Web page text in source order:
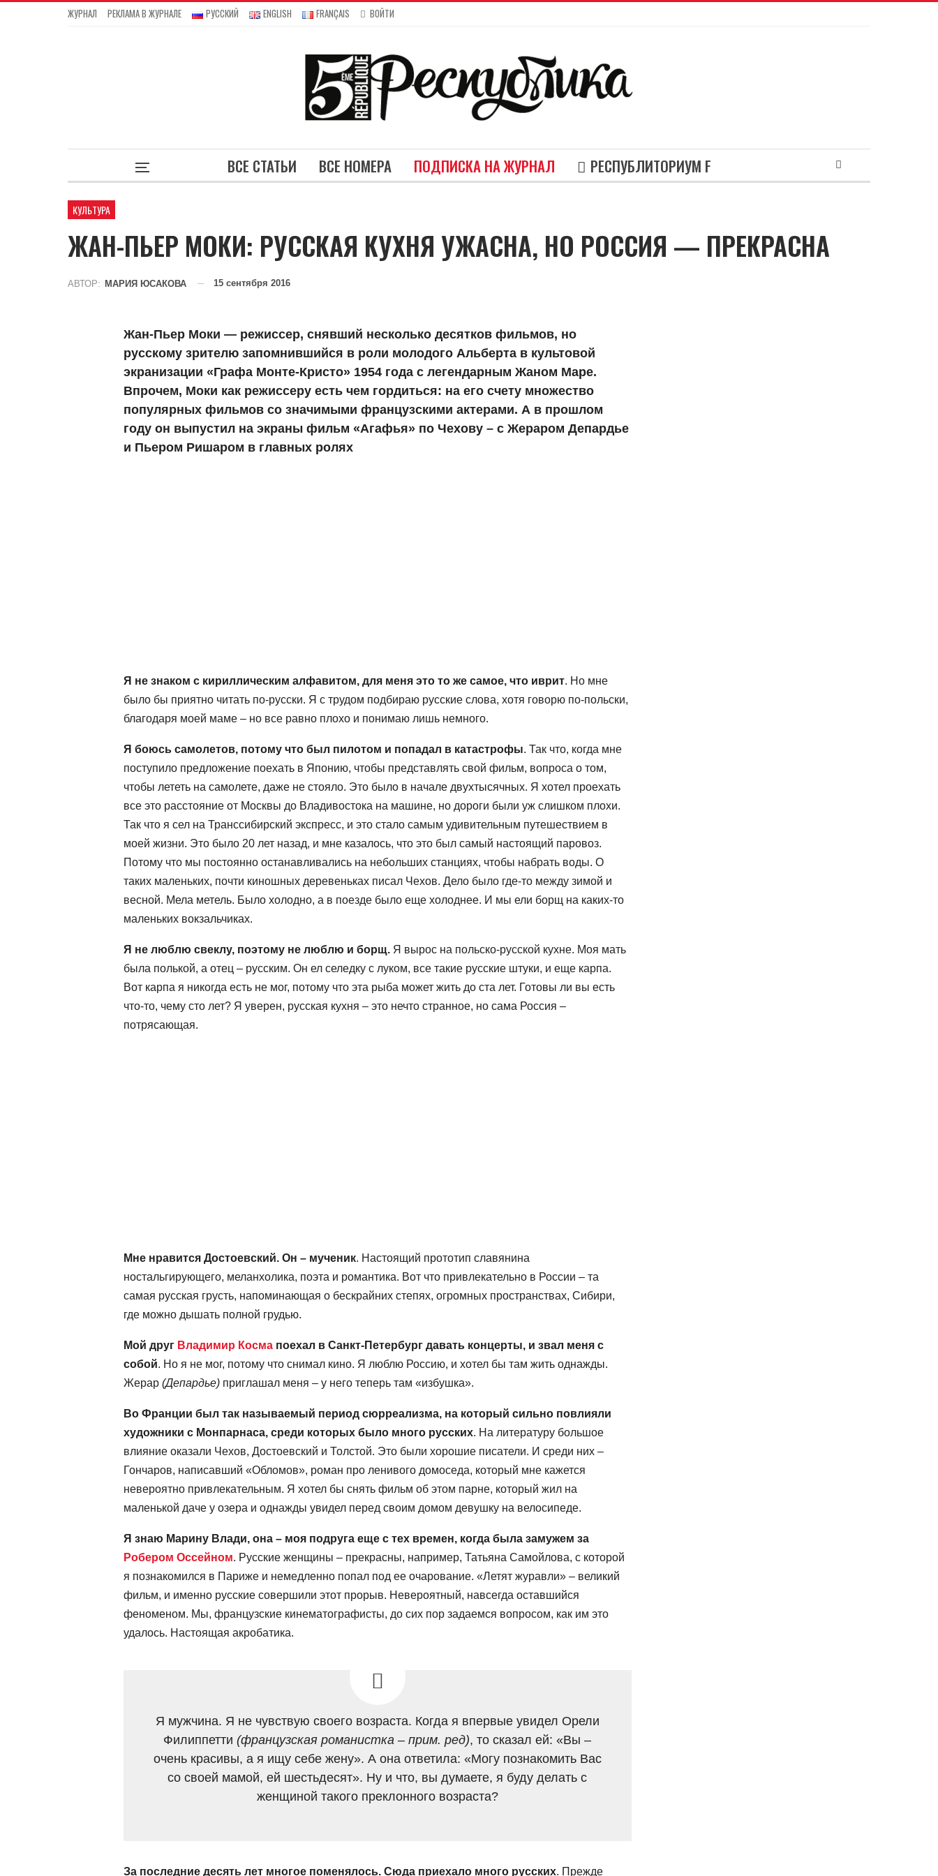
ЖУРНАЛ РЕКЛАМА В ЖУРНАЛЕ РУССКИЙ ENGLISH FRANÇAIS ВОЙТИ
ВСЕ СТАТЬИ ВСЕ НОМЕРА ПОДПИСКА НА ЖУРНАЛ РЕСПУБЛИТОРИУМ F
КУЛЬТУРА
ЖАН-ПЬЕР МОКИ: РУССКАЯ КУХНЯ УЖАСНА, НО РОССИЯ — ПРЕКРАСНА
АВТОР: МАРИЯ ЮСАКОВА 15 сентября 2016
Жан-Пьер Моки — режиссер, снявший несколько десятков фильмов, но
русскому зрителю запомнившийся в роли молодого Альберта в культовой
экранизации «Графа Монте-Кристо» 1954 года с легендарным Жаном Маре.
Впрочем, Моки как режиссеру есть чем гордиться: на его счету множество
популярных фильмов со значимыми французскими актерами. А в прошлом
году он выпустил на экраны фильм «Агафья» по Чехову – с Жераром Депардье
и Пьером Ришаром в главных ролях
Я не знаком с кириллическим алфавитом, для меня это то же самое, что иврит. Но мне
было бы приятно читать по-русски. Я с трудом подбираю русские слова, хотя говорю по-польски,
благодаря моей маме – но все равно плохо и понимаю лишь немного.
Я боюсь самолетов, потому что был пилотом и попадал в катастрофы. Так что, когда мне
поступило предложение поехать в Японию, чтобы представлять свой фильм, вопроса о том,
чтобы лететь на самолете, даже не стояло. Это было в начале двухтысячных. Я хотел проехать
все это расстояние от Москвы до Владивостока на машине, но дороги были уж слишком плохи.
Так что я сел на Транссибирский экспресс, и это стало самым удивительным путешествием в
моей жизни. Это было 20 лет назад, и мне казалось, что это был самый настоящий паровоз.
Потому что мы постоянно останавливались на небольших станциях, чтобы набрать воды. О
таких маленьких, почти киношных деревеньках писал Чехов. Дело было где-то между зимой и
весной. Мела метель. Было холодно, а в поезде было еще холоднее. И мы ели борщ на каких-то
маленьких вокзальчиках.
Я не люблю свеклу, поэтому не люблю и борщ. Я вырос на польско-русской кухне. Моя мать
была полькой, а отец – русским. Он ел селедку с луком, все такие русские штуки, и еще карпа.
Вот карпа я никогда есть не мог, потому что эта рыба может жить до ста лет. Готовы ли вы есть
что-то, чему сто лет? Я уверен, русская кухня – это нечто странное, но сама Россия –
потрясающая.
Мне нравится Достоевский. Он – мученик. Настоящий прототип славянина
ностальгирующего, меланхолика, поэта и романтика. Вот что привлекательно в России – та
самая русская грусть, напоминающая о бескрайних степях, огромных пространствах, Сибири,
где можно дышать полной грудью.
Мой друг Владимир Косма поехал в Санкт-Петербург давать концерты, и звал меня с
собой. Но я не мог, потому что снимал кино. Я люблю Россию, и хотел бы там жить однажды.
Жерар (Депардье) приглашал меня – у него теперь там «избушка».
Во Франции был так называемый период сюрреализма, на который сильно повлияли
художники с Монпарнаса, среди которых было много русских. На литературу большое
влияние оказали Чехов, Достоевский и Толстой. Это были хорошие писатели. И среди них –
Гончаров, написавший «Обломов», роман про ленивого домоседа, который мне кажется
невероятно привлекательным. Я хотел бы снять фильм об этом парне, который жил на
маленькой даче у озера и однажды увидел перед своим домом девушку на велосипеде.
Я знаю Марину Влади, она – моя подруга еще с тех времен, когда была замужем за
Робером Оссейном. Русские женщины – прекрасны, например, Татьяна Самойлова, с которой
я познакомился в Париже и немедленно попал под ее очарование. «Летят журавли» – великий
фильм, и именно русские совершили этот прорыв. Невероятный, навсегда оставшийся
феноменом. Мы, французские кинематографисты, до сих пор задаемся вопросом, как им это
удалось. Настоящая акробатика.
Я мужчина. Я не чувствую своего возраста. Когда я впервые увидел Орели
Филиппетти(французская романистка – прим. ред), то сказал ей: «Вы –
очень красивы, а я ищу себе жену». А она ответила: «Могу познакомить Вас
со своей мамой, ей шестьдесят». Ну и что, вы думаете, я буду делать с
женщиной такого преклонного возраста?
За последние десять лет многое поменялось. Сюда приехало много русских. Прежде